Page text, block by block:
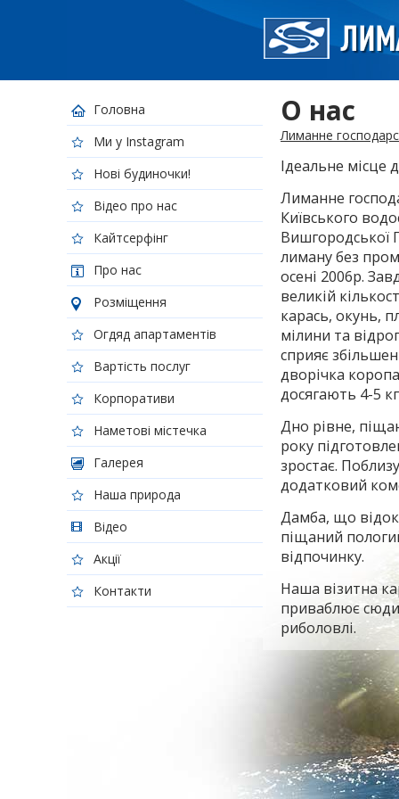
Головна
Ми у Instagram
Нові будиночки!
Відео про нас
Кайтсерфінг
Про нас
Розміщення
Огдяд апартаментів
Вартість послуг
Корпоративи
Наметові містечка
Галерея
Наша природа
Відео
Акції
Контакти
О нас
Лиманне
Ідеальне місце
Лиманне
Київського
Вишгородської
лиману без
осені 2006р.
великій
карась, окунь,
мілини та
сприяє
дворічка
досягають 4-5
Дно рівне,
року
зростає.
додатковий
Дамба, що
піщаний
відпочинку.
Наша візитна
приваблює сюди
риболовлі.